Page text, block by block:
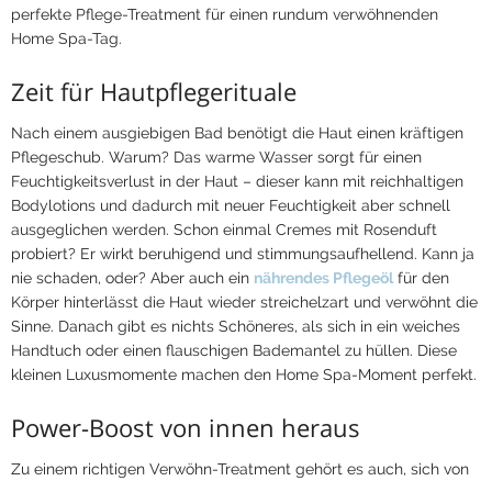
perfekte Pflege-Treatment für einen rundum verwöhnenden
Home Spa-Tag.
Zeit für Hautpflegerituale
Nach einem ausgiebigen Bad benötigt die Haut einen kräftigen
Pflegeschub. Warum? Das warme Wasser sorgt für einen
Feuchtigkeitsverlust in der Haut – dieser kann mit reichhaltigen
Bodylotions und dadurch mit neuer Feuchtigkeit aber schnell
ausgeglichen werden. Schon einmal Cremes mit Rosenduft
probiert? Er wirkt beruhigend und stimmungsaufhellend. Kann ja
nie schaden, oder? Aber auch ein nährendes Pflegeöl für den
Körper hinterlässt die Haut wieder streichelzart und verwöhnt die
Sinne. Danach gibt es nichts Schöneres, als sich in ein weiches
Handtuch oder einen flauschigen Bademantel zu hüllen. Diese
kleinen Luxusmomente machen den Home Spa-Moment perfekt.
Power-Boost von innen heraus
Zu einem richtigen Verwöhn-Treatment gehört es auch, sich von